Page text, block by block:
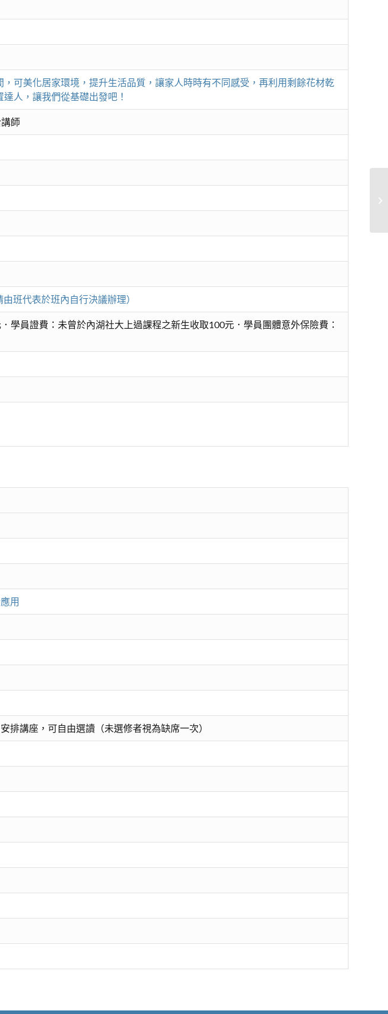
可美化居家環境，提升生活品質，讓家人時時有不同感受，再利用剩餘花材乾
人，讓我們從基礎出發吧！
師
班代表於班內自行決議辦理）
員證費：未曾於內湖社大上過課程之新生收取100元．學員團體意外保險費：
用
排講座，可自由選讀（未選修者視為缺席一次）